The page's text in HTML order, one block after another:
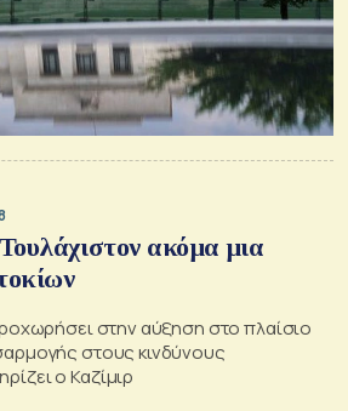
ακόμα μια
στην αύξηση στο πλαίσιο
στους κινδύνους
ο Καζίμιρ